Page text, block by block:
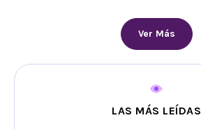
Ver Más
LAS MÁS LEÍDAS